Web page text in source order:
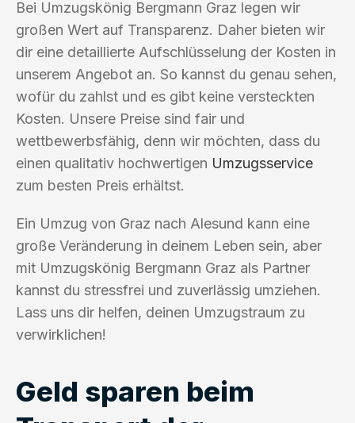
Bei Umzugskönig Bergmann Graz legen wir
großen Wert auf Transparenz. Daher bieten wir
dir eine detaillierte Aufschlüsselung der Kosten in
unserem Angebot an. So kannst du genau sehen,
wofür du zahlst und es gibt keine versteckten
Kosten. Unsere Preise sind fair und
wettbewerbsfähig, denn wir möchten, dass du
einen qualitativ hochwertigen Umzugsservice
zum besten Preis erhältst.
Ein Umzug von Graz nach Alesund kann eine
große Veränderung in deinem Leben sein, aber
mit Umzugskönig Bergmann Graz als Partner
kannst du stressfrei und zuverlässig umziehen.
Lass uns dir helfen, deinen Umzugstraum zu
verwirklichen!
Geld sparen beim